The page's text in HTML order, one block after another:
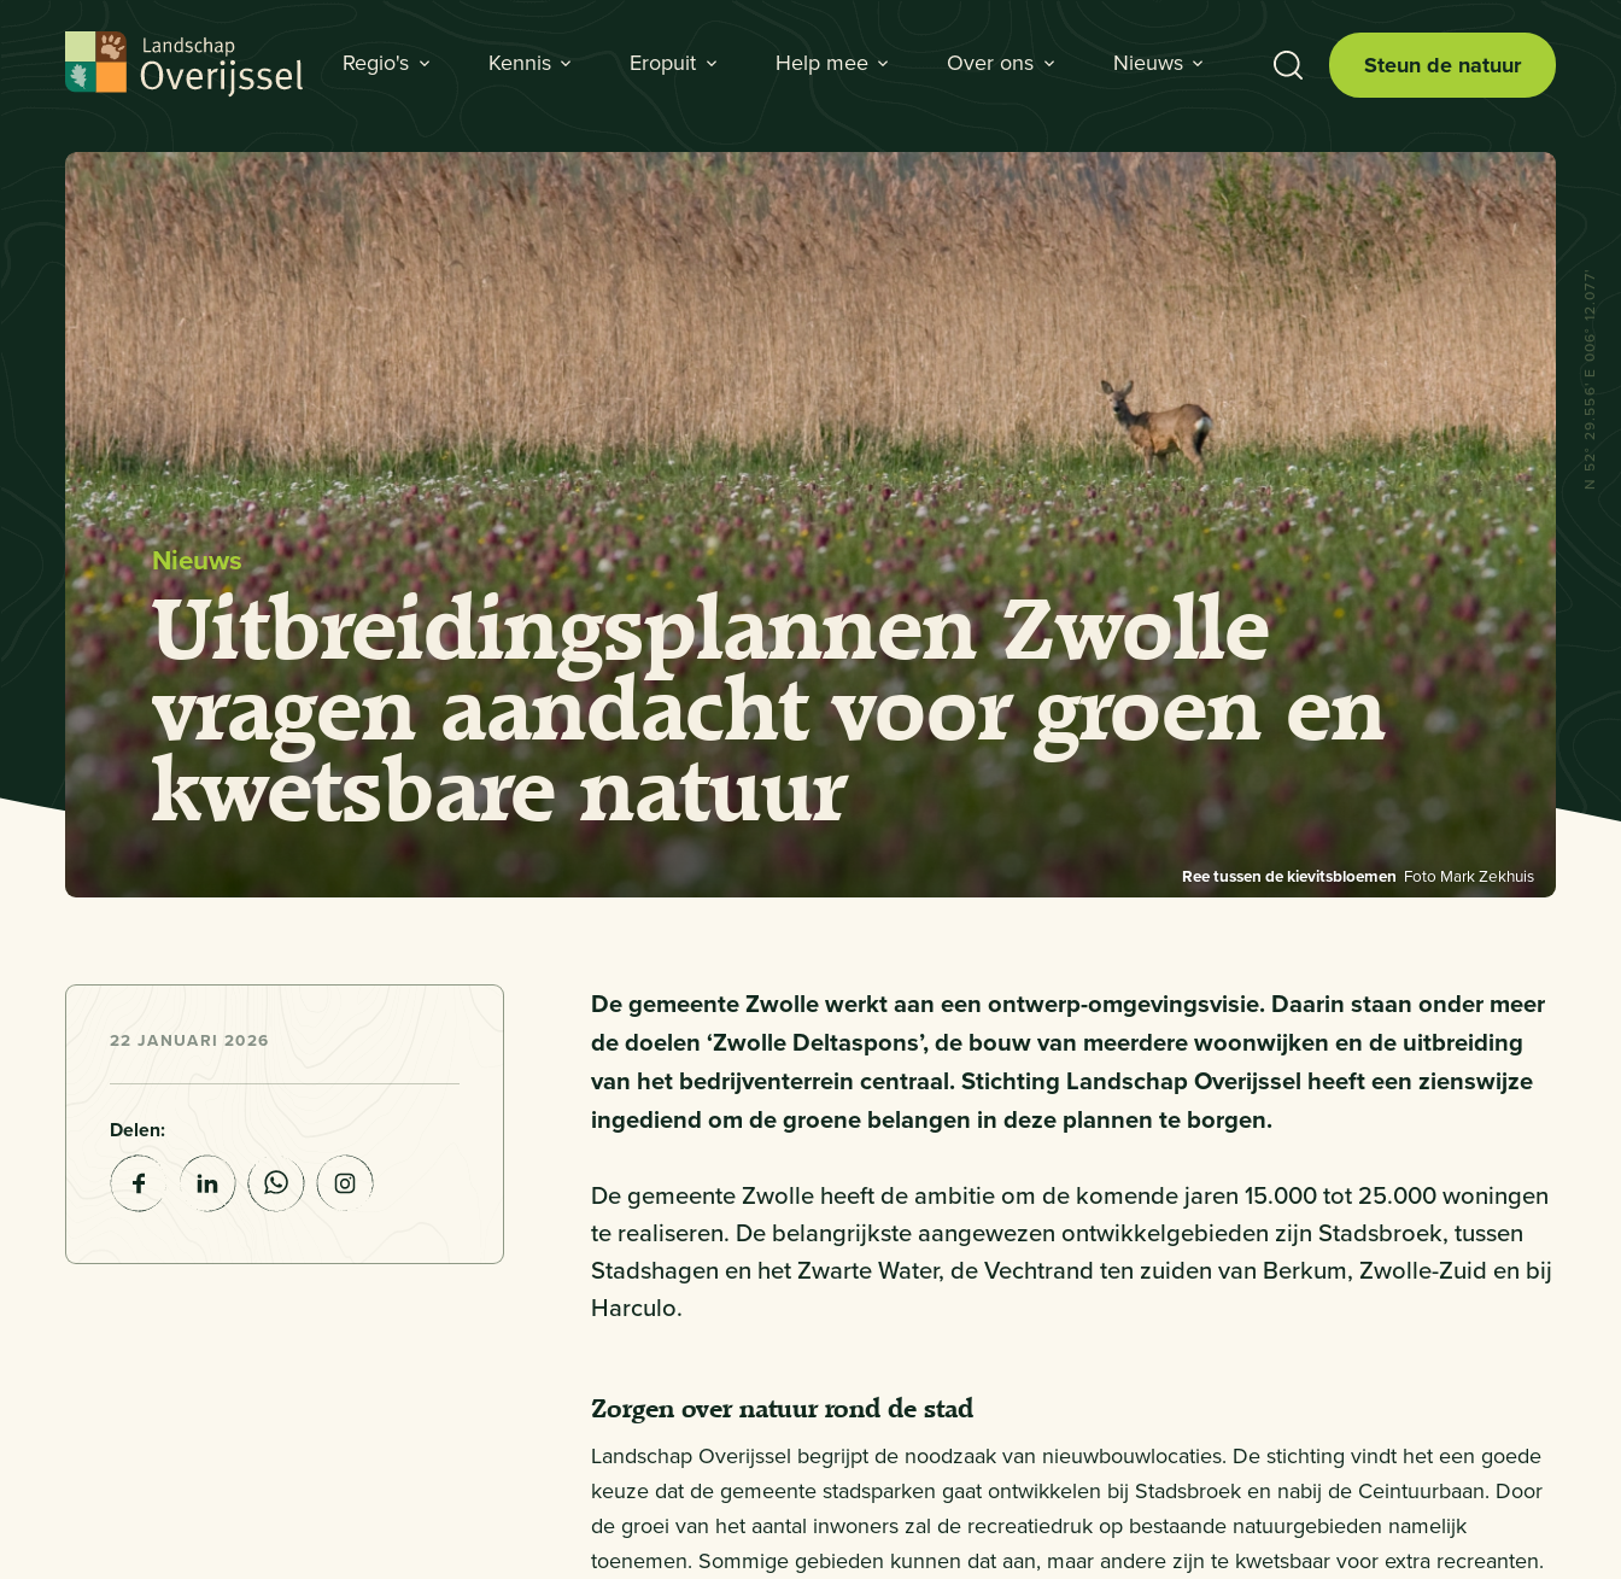
Regio's Kennis Eropuit Help mee Over ons Nieuws Steun de natuur
Nieuws
Uitbreidingsplannen Zwolle
vragen aandacht voor groen en
kwetsbare natuur
Ree tussen de kievitsbloemen Foto Mark Zekhuis
N 52° 29.556' E 006° 12.077'
22 JANUARI 2026
Delen:
De gemeente Zwolle werkt aan een ontwerp-omgevingsvisie. Daarin staan onder meer
de doelen ‘Zwolle Deltaspons’, de bouw van meerdere woonwijken en de uitbreiding
van het bedrijventerrein centraal. Stichting Landschap Overijssel heeft een zienswijze
ingediend om de groene belangen in deze plannen te borgen.
De gemeente Zwolle heeft de ambitie om de komende jaren 15.000 tot 25.000 woningen
te realiseren. De belangrijkste aangewezen ontwikkelgebieden zijn Stadsbroek, tussen
Stadshagen en het Zwarte Water, de Vechtrand ten zuiden van Berkum, Zwolle-Zuid en bij
Harculo.
Zorgen over natuur rond de stad
Landschap Overijssel begrijpt de noodzaak van nieuwbouwlocaties. De stichting vindt het een goede
keuze dat de gemeente stadsparken gaat ontwikkelen bij Stadsbroek en nabij de Ceintuurbaan. Door
de groei van het aantal inwoners zal de recreatiedruk op bestaande natuurgebieden namelijk
toenemen. Sommige gebieden kunnen dat aan, maar andere zijn te kwetsbaar voor extra recreanten.